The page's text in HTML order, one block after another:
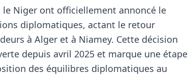
le Niger ont officiellement annoncé le
diplomatiques, actant le retour
à Alger et à Niamey. Cette décision
depuis avril 2025 et marque une étape
des équilibres diplomatiques au